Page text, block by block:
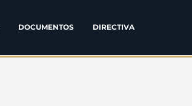
DOCUMENTOS DIRECTIVA